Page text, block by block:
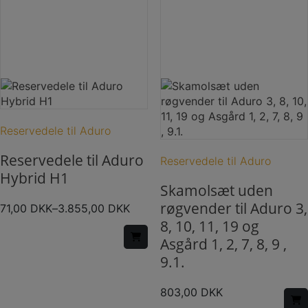
Dette
vare
har
flere
Mulighederne
vælges
varesiden
Reservedele til Aduro
Reservedele til Aduro
Hybrid H1
71,00 DKK–3.855,00 DKK
Reservedele til Aduro
Skamolsæt uden
røgvender til Aduro 3,
8, 10, 11, 19 og
Asgård 1, 2, 7, 8, 9 ,
9.1.
803,00 DKK